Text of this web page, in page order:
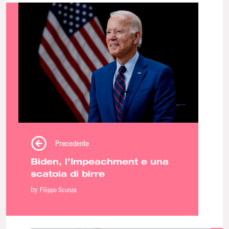
Precedente
Biden, l’Impeachment e una
scatola di birre
by Filippo Sconza